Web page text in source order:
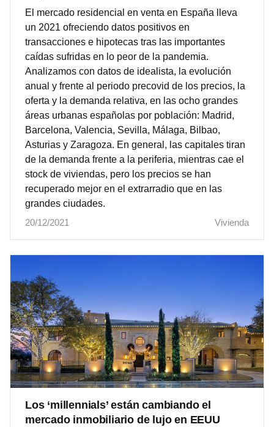
El mercado residencial en venta en España lleva
un 2021 ofreciendo datos positivos en
transacciones e hipotecas tras las importantes
caídas sufridas en lo peor de la pandemia.
Analizamos con datos de idealista, la evolución
anual y frente al periodo precovid de los precios, la
oferta y la demanda relativa, en las ocho grandes
áreas urbanas españolas por población: Madrid,
Barcelona, Valencia, Sevilla, Málaga, Bilbao,
Asturias y Zaragoza. En general, las capitales tiran
de la demanda frente a la periferia, mientras cae el
stock de viviendas, pero los precios se han
recuperado mejor en el extrarradio que en las
grandes ciudades.
20/12/2021
Vivienda
Los ‘millennials’ están cambiando el
mercado inmobiliario de lujo en EEUU